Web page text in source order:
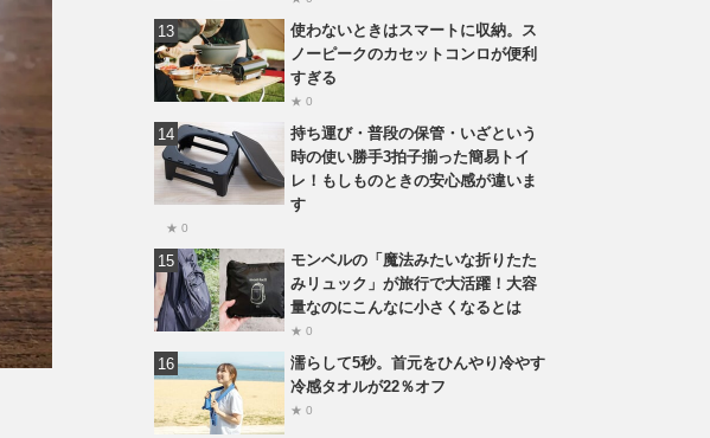
使わないときはスマートに収納。ス
ノーピークのカセットコンロが便利
すぎる
★ 0
持ち運び・普段の保管・いざという
時の使い勝手3拍子揃った簡易トイ
レ！もしものときの安心感が違いま
す
★ 0
モンベルの「魔法みたいな折りたた
みリュック」が旅行で大活躍！大容
量なのにこんなに小さくなるとは
★ 0
濡らして5秒。首元をひんやり冷やす
冷感タオルが22％オフ
★ 0